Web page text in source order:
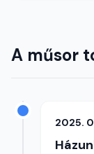
A műsor
2025.